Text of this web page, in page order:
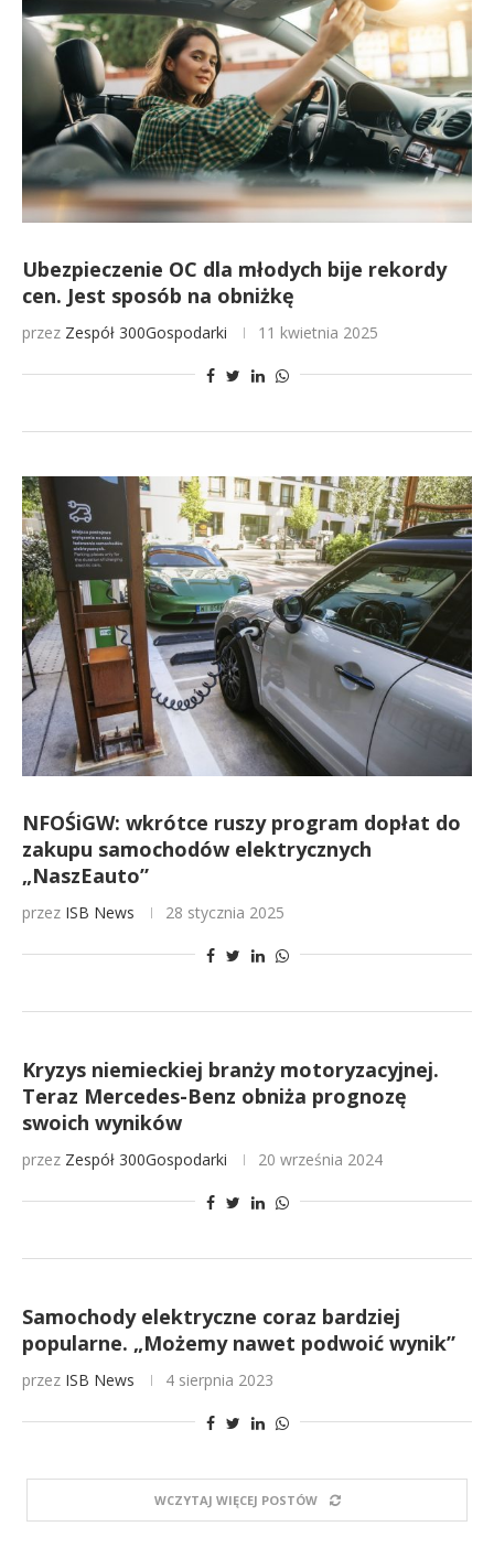
Ubezpieczenie OC dla młodych bije rekordy
cen. Jest sposób na obniżkę
przez Zespół 300Gospodarki 11 kwietnia 2025
NFOŚiGW: wkrótce ruszy program dopłat do
zakupu samochodów elektrycznych
„NaszEauto”
przez ISB News 28 stycznia 2025
Kryzys niemieckiej branży motoryzacyjnej.
Teraz Mercedes-Benz obniża prognozę
swoich wyników
przez Zespół 300Gospodarki 20 września 2024
Samochody elektryczne coraz bardziej
popularne. „Możemy nawet podwoić wynik”
przez ISB News 4 sierpnia 2023
WCZYTAJ WIĘCEJ POSTÓW